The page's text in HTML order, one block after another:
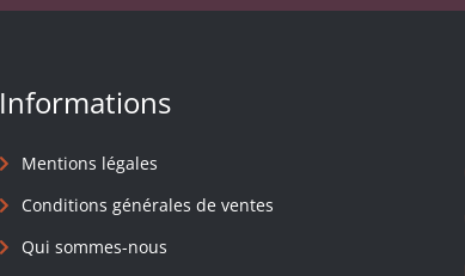
Informations
Mentions légales
Conditions générales de ventes
Qui sommes-nous